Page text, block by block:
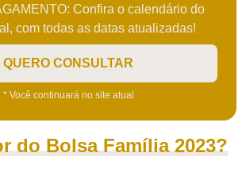
Confira o calendário do
com todas as datas atualizadas!
QUERO CONSULTAR
* Você continuará no site atual
do Bolsa Família 2023?